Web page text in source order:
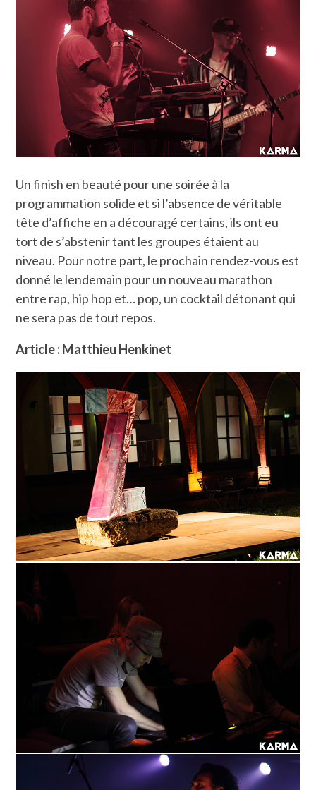
Un finish en beauté pour une soirée à la
programmation solide et si l’absence de véritable
tête d’affiche en a découragé certains, ils ont eu
tort de s’abstenir tant les groupes étaient au
niveau. Pour notre part, le prochain rendez-vous est
donné le lendemain pour un nouveau marathon
entre rap, hip hop et… pop, un cocktail détonant qui
ne sera pas de tout repos.
Article : Matthieu Henkinet